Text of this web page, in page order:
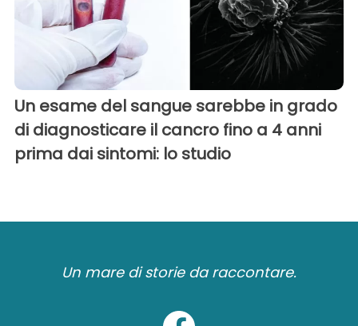
Un esame del sangue sarebbe in grado
di diagnosticare il cancro fino a 4 anni
prima dai sintomi: lo studio
Un mare di storie da raccontare.